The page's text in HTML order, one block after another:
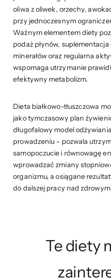
oliwa z oliwek, orzechy,
przy jednoczesnym
Ważnym elementem diety
podaż płynów,
minerałów oraz regularna
wspomaga utrzymanie
efektywny metabolizm.
Dieta białkowo-tłuszczowa
jako tymczasowy plan
długofalowy model
prowadzeniu – pozwala
samopoczucie i równowagę
wprowadzać zmiany
organizmu, a osiągane
do dalszej pracy nad
Te diety